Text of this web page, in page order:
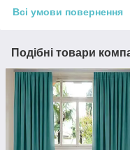
Всі умови повернення
Подібні товари